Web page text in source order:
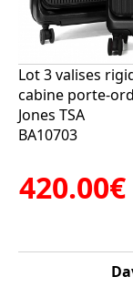
Lot 3 valises
cabine porte-
Jones TSA
BA10703
420.00€